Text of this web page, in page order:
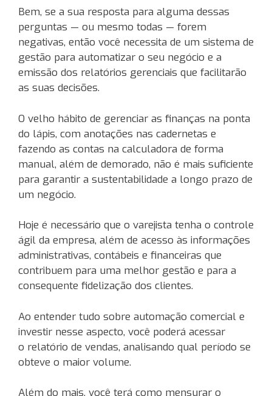
Bem, se a sua resposta para alguma dessas
perguntas — ou mesmo todas — forem
negativas, então você necessita de um sistema de
gestão para automatizar o seu negócio e a
emissão dos relatórios gerenciais que facilitarão
as suas decisões.
O velho hábito de gerenciar as finanças na ponta
do lápis, com anotações nas cadernetas e
fazendo as contas na calculadora de forma
manual, além de demorado, não é mais suficiente
para garantir a sustentabilidade a longo prazo de
um negócio.
Hoje é necessário que o varejista tenha o controle
ágil da empresa, além de acesso às informações
administrativas, contábeis e financeiras que
contribuem para uma melhor gestão e para a
consequente fidelização dos clientes.
Ao entender tudo sobre automação comercial e
investir nesse aspecto, você poderá acessar
o relatório de vendas, analisando qual período se
obteve o maior volume.
Além do mais, você terá como mensurar o